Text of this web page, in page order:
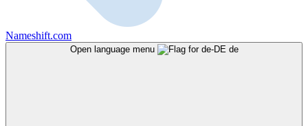
Nameshift.com
Open language menu de